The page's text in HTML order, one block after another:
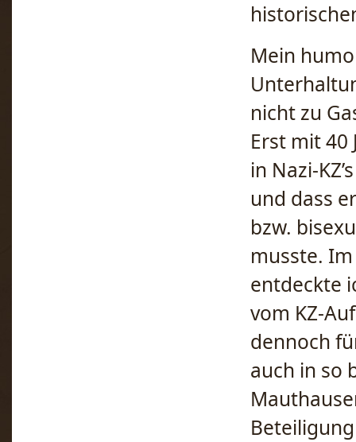
Mein
nicht zu
Erst mit 40
in Nazi-
und dass
bzw.
musste.
entdeckte
vom KZ-
dennoch
auch in so